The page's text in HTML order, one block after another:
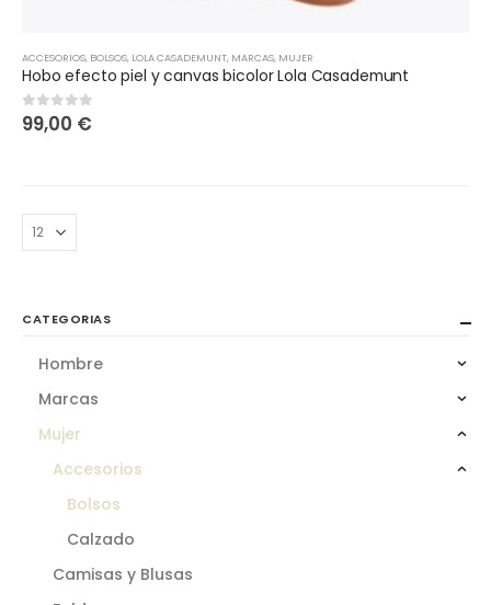
ACCESORIOS, BOLSOS, LOLA CASADEMUNT, MARCAS, MUJER
Hobo efecto piel y canvas bicolor Lola Casademunt
0out of 5
99,00 €
CATEGORIAS
Hombre
Marcas
Mujer
Accesorios
Bolsos
Calzado
Camisas y Blusas